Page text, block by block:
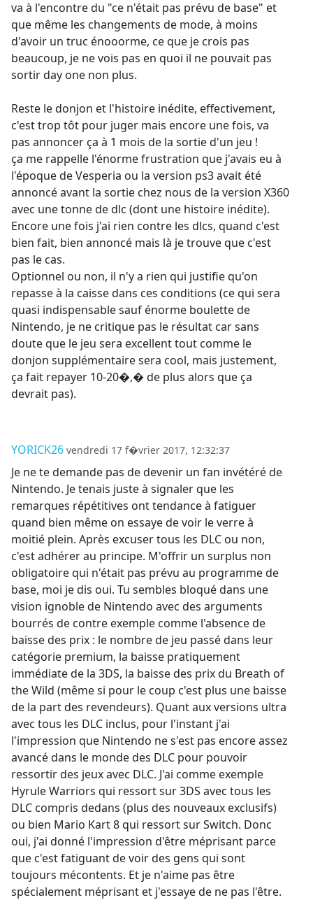
va à l'encontre du "ce n'était pas prévu de base" et
que même les changements de mode, à moins
d'avoir un truc énooorme, ce que je crois pas
beaucoup, je ne vois pas en quoi il ne pouvait pas
sortir day one non plus.
Reste le donjon et l'histoire inédite, effectivement,
c'est trop tôt pour juger mais encore une fois, va
pas annoncer ça à 1 mois de la sortie d'un jeu !
ça me rappelle l'énorme frustration que j'avais eu à
l'époque de Vesperia ou la version ps3 avait été
annoncé avant la sortie chez nous de la version X360
avec une tonne de dlc (dont une histoire inédite).
Encore une fois j'ai rien contre les dlcs, quand c'est
bien fait, bien annoncé mais là je trouve que c'est
pas le cas.
Optionnel ou non, il n'y a rien qui justifie qu'on
repasse à la caisse dans ces conditions (ce qui sera
quasi indispensable sauf énorme boulette de
Nintendo, je ne critique pas le résultat car sans
doute que le jeu sera excellent tout comme le
donjon supplémentaire sera cool, mais justement,
ça fait repayer 10-20�,� de plus alors que ça
devrait pas).
YORICK26 vendredi 17 f�vrier 2017, 12:32:37
Je ne te demande pas de devenir un fan invétéré de
Nintendo. Je tenais juste à signaler que les
remarques répétitives ont tendance à fatiguer
quand bien même on essaye de voir le verre à
moitié plein. Après excuser tous les DLC ou non,
c'est adhérer au principe. M'offrir un surplus non
obligatoire qui n'était pas prévu au programme de
base, moi je dis oui. Tu sembles bloqué dans une
vision ignoble de Nintendo avec des arguments
bourrés de contre exemple comme l'absence de
baisse des prix : le nombre de jeu passé dans leur
catégorie premium, la baisse pratiquement
immédiate de la 3DS, la baisse des prix du Breath of
the Wild (même si pour le coup c'est plus une baisse
de la part des revendeurs). Quant aux versions ultra
avec tous les DLC inclus, pour l'instant j'ai
l'impression que Nintendo ne s'est pas encore assez
avancé dans le monde des DLC pour pouvoir
ressortir des jeux avec DLC. J'ai comme exemple
Hyrule Warriors qui ressort sur 3DS avec tous les
DLC compris dedans (plus des nouveaux exclusifs)
ou bien Mario Kart 8 qui ressort sur Switch. Donc
oui, j'ai donné l'impression d'être méprisant parce
que c'est fatiguant de voir des gens qui sont
toujours mécontents. Et je n'aime pas être
spécialement méprisant et j'essaye de ne pas l'être.